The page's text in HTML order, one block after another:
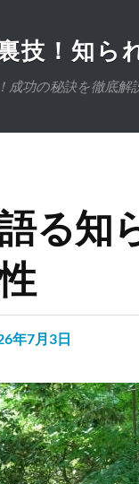
技！知ら
成功の秘訣を徹底解
る知
年7月3日